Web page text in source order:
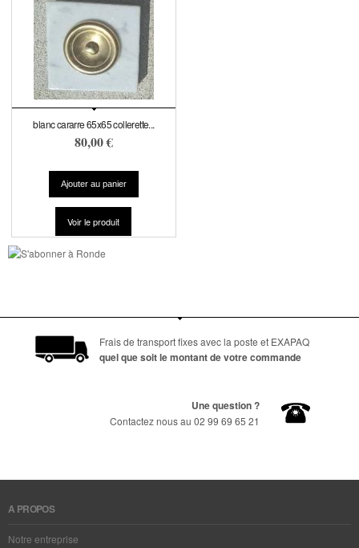
blanc cararre 65x65 collerette...
80,00 €
Voir le produit
Frais de transport fixes avec la poste et EXAPAQ
quel que soit le montant de votre commande
Une question ?
Contactez nous au 02 99 69 65 21
A PROPOS
Notre entreprise